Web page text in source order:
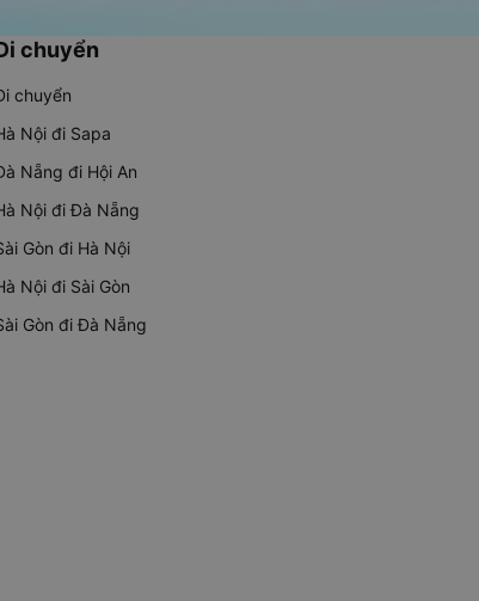
chuyển
chuyển
Nội đi Sapa
Nẵng đi Hội An
Nội đi Đà Nẵng
Gòn đi Hà Nội
Nội đi Sài Gòn
Gòn đi Đà Nẵng